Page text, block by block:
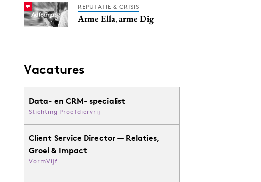
REPUTATIE & CRISIS
Arme Ella, arme Dig
Vacatures
Data- en CRM- specialist
Stichting Proefdiervrij
Client Service Director — Relaties,
Groei & Impact
VormVijf